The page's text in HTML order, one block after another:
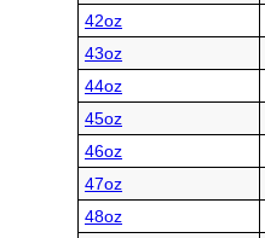
42oz
43oz
44oz
45oz
46oz
47oz
48oz